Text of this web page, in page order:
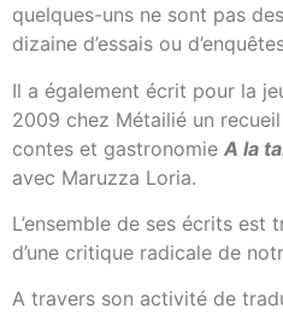
quelques-uns ne sont pas
dizaine d’essais ou
Il a également écrit pour la
2009 chez Métailié un
contes et gastronomie A la
avec Maruzza Loria.
L’ensemble de ses écrits est
d’une critique radicale de
A travers son activité de